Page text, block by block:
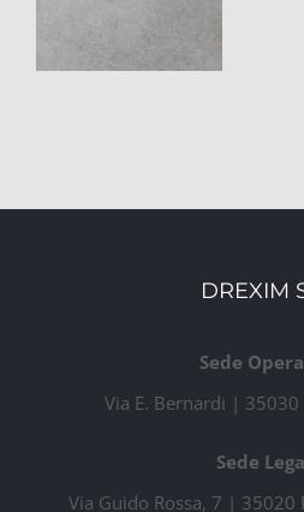
DREXIM
Sede
Via E. Bernardi | 35030
Sede
Via Guido Rossa, 7 | 35020